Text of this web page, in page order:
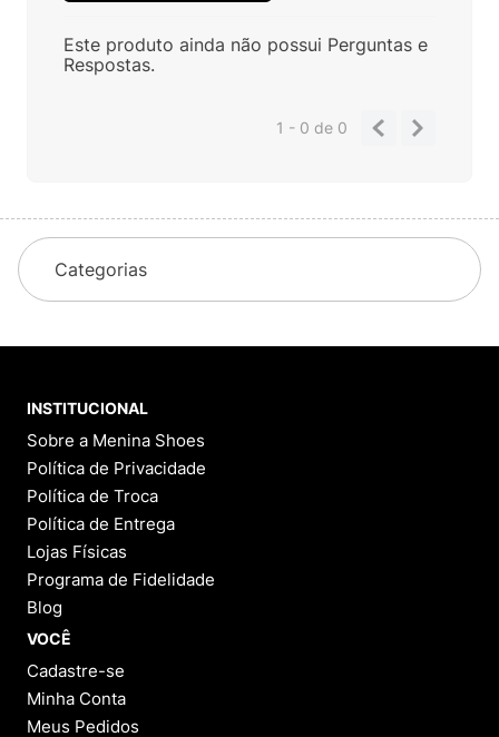
Este produto ainda não possui Perguntas e
Respostas.
1 - 0de 0
Categorias
INSTITUCIONAL
Sobre a Menina Shoes
Política de Privacidade
Política de Troca
Política de Entrega
Lojas Físicas
Programa de Fidelidade
Blog
VOCÊ
Cadastre-se
Minha Conta
Meus Pedidos